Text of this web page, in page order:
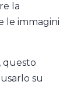
la
le immagini
questo
su